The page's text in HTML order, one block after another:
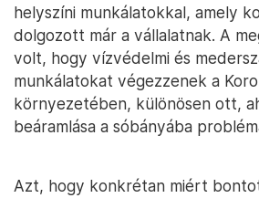
helyszíni munkálatokkal, amely
dolgozott már a vállalatnak. A
volt, hogy vízvédelmi és
munkálatokat végezzenek a
környezetében, különösen ott,
beáramlása a sóbányába
Azt, hogy konkrétan miért